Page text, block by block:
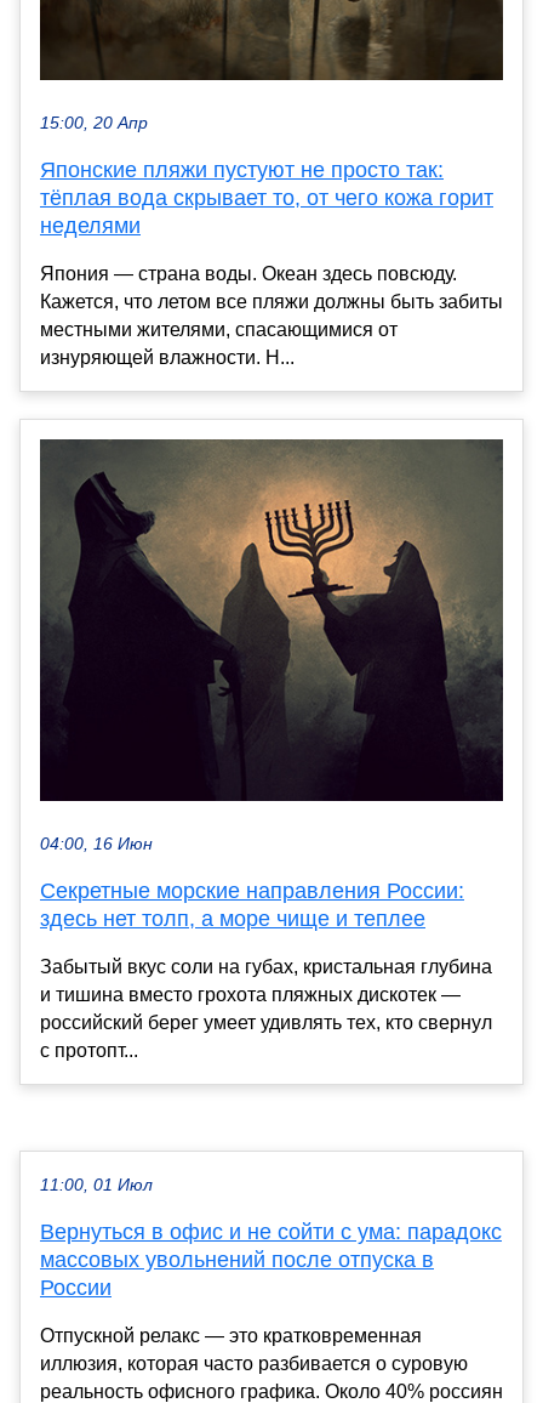
15:00, 20 Апр
Японские пляжи пустуют не просто так:
тёплая вода скрывает то, от чего кожа горит
неделями
Япония — страна воды. Океан здесь повсюду.
Кажется, что летом все пляжи должны быть забиты
местными жителями, спасающимися от
изнуряющей влажности. Н...
04:00, 16 Июн
Секретные морские направления России:
здесь нет толп, а море чище и теплее
Забытый вкус соли на губах, кристальная глубина
и тишина вместо грохота пляжных дискотек —
российский берег умеет удивлять тех, кто свернул
с протопт...
11:00, 01 Июл
Вернуться в офис и не сойти с ума: парадокс
массовых увольнений после отпуска в
России
Отпускной релакс — это кратковременная
иллюзия, которая часто разбивается о суровую
реальность офисного графика. Около 40% россиян